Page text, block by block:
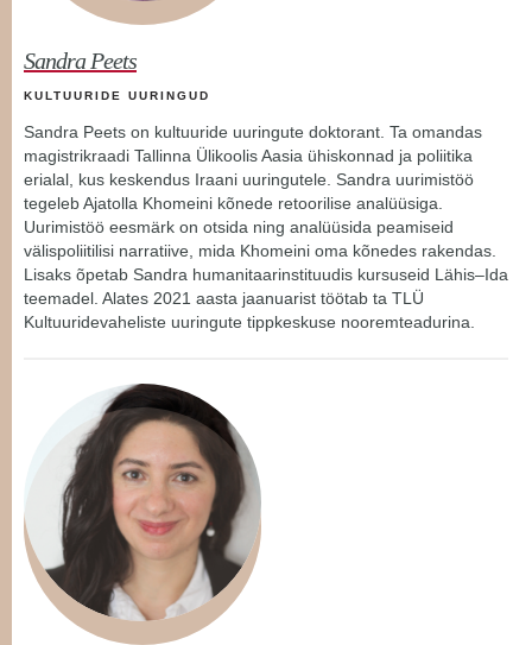
Sandra Peets
KULTUURIDE UURINGUD
Sandra Peets on kultuuride uuringute doktorant. Ta omandas
magistrikraadi Tallinna Ülikoolis Aasia ühiskonnad ja poliitika
erialal, kus keskendus Iraani uuringutele. Sandra uurimistöö
tegeleb Ajatolla Khomeini kõnede retoorilise analüüsiga.
Uurimistöö eesmärk on otsida ning analüüsida peamiseid
välispoliitilisi narratiive, mida Khomeini oma kõnedes rakendas.
Lisaks õpetab Sandra humanitaarinstituudis kursuseid Lähis–Ida
teemadel. Alates 2021 aasta jaanuarist töötab ta TLÜ
Kultuuridevaheliste uuringute tippkeskuse nooremteadurina.